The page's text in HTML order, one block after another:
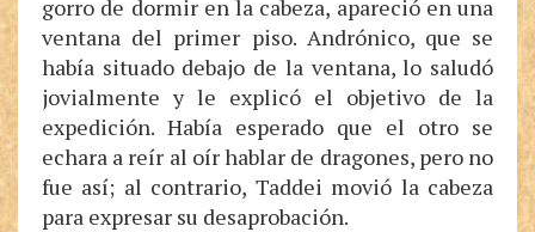
gorro de dormir en la cabeza, apareció en una
ventana del primer piso. Andrónico, que se
había situado debajo de la ventana, lo saludó
jovialmente y le explicó el objetivo de la
expedición. Había esperado que el otro se
echara a reír al oír hablar de dragones, pero no
fue así; al contrario, Taddei movió la cabeza
para expresar su desaprobación.